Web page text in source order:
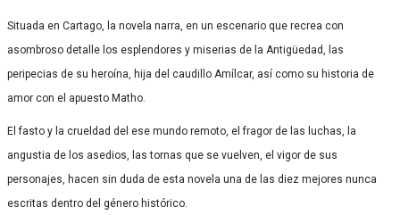
Situada en Cartago, la novela narra, en un escenario que recrea con
asombroso detalle los esplendores y miserias de la Antigüedad, las
peripecias de su heroína, hija del caudillo Amílcar, así como su historia de
amor con el apuesto Matho.
El fasto y la crueldad del ese mundo remoto, el fragor de las luchas, la
angustia de los asedios, las tornas que se vuelven, el vigor de sus
personajes, hacen sin duda de esta novela una de las diez mejores nunca
escritas dentro del género histórico.